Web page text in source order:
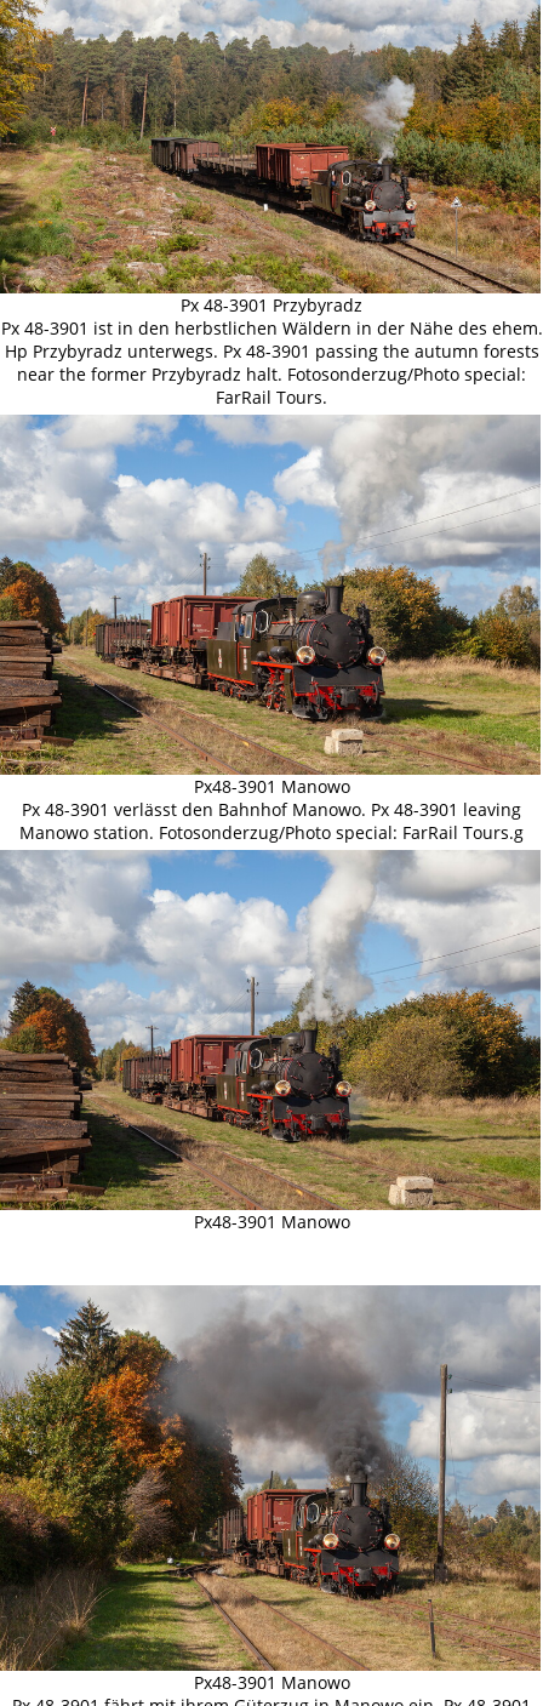
Px 48-3901 Przybyradz
Px 48-3901 ist in den herbstlichen Wäldern in der Nähe des ehem.
Hp Przybyradz unterwegs. Px 48-3901 passing the autumn forests
near the former Przybyradz halt. Fotosonderzug/Photo special:
FarRail Tours.
Px48-3901 Manowo
Px 48-3901 verlässt den Bahnhof Manowo. Px 48-3901 leaving
Manowo station. Fotosonderzug/Photo special: FarRail Tours.g
Px48-3901 Manowo
Px48-3901 Manowo